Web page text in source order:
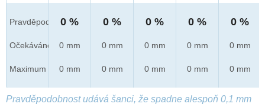
Pravděpod.
Očekáváno
Maximum
0 %
0 mm
0 mm
0 %
0 mm
0 mm
0 %
0 mm
0 mm
0 %
0 mm
0 mm
0 %
0 mm
0 mm
Pravděpodobnost udává šanci, že spadne alespoň 0,1 mm